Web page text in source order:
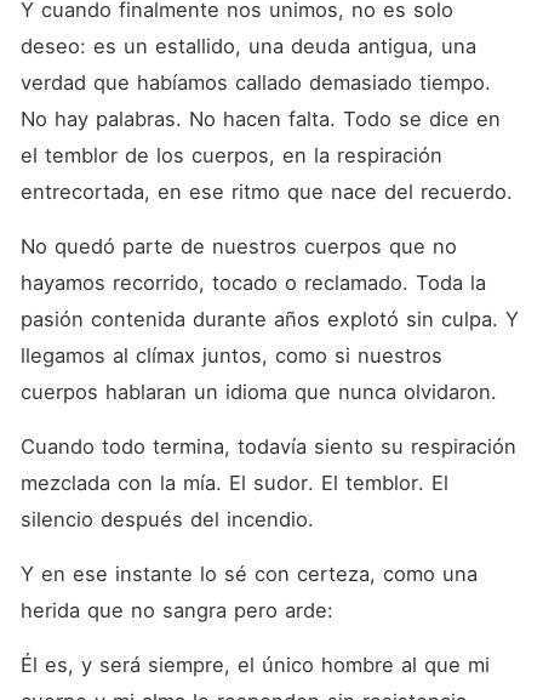
Y cuando finalmente nos unimos, no es solo
deseo: es un estallido, una deuda antigua, una
verdad que habíamos callado demasiado tiempo.
No hay palabras. No hacen falta. Todo se dice en
el temblor de los cuerpos, en la respiración
entrecortada, en ese ritmo que nace del recuerdo.
No quedó parte de nuestros cuerpos que no
hayamos recorrido, tocado o reclamado. Toda la
pasión contenida durante años explotó sin culpa. Y
llegamos al clímax juntos, como si nuestros
cuerpos hablaran un idioma que nunca olvidaron.
Cuando todo termina, todavía siento su respiración
mezclada con la mía. El sudor. El temblor. El
silencio después del incendio.
Y en ese instante lo sé con certeza, como una
herida que no sangra pero arde:
Él es, y será siempre, el único hombre al que mi